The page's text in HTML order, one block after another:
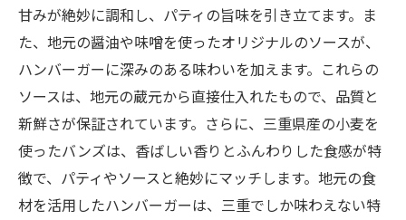
甘みが絶妙に調和し、パティの旨味を引き立てます。ま
た、地元の醤油や味噌を使ったオリジナルのソースが、
ハンバーガーに深みのある味わいを加えます。これらの
ソースは、地元の蔵元から直接仕入れたもので、品質と
新鮮さが保証されています。さらに、三重県産の小麦を
使ったバンズは、香ばしい香りとふんわりした食感が特
徴で、パティやソースと絶妙にマッチします。地元の食
材を活用したハンバーガーは、三重でしか味わえない特